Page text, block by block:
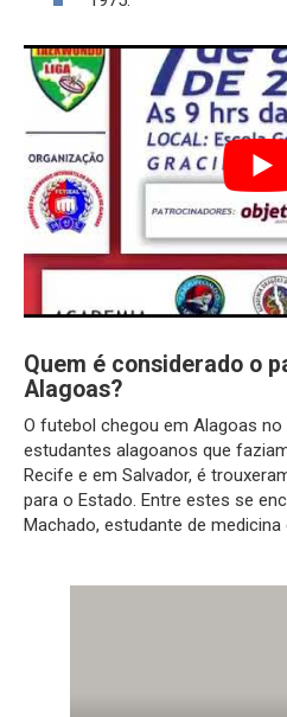
Quem é considerado o
Alagoas?
O futebol chegou em Alagoas no
estudantes alagoanos que
Recife e em Salvador, é
para o Estado. Entre estes se
Machado, estudante de medicina